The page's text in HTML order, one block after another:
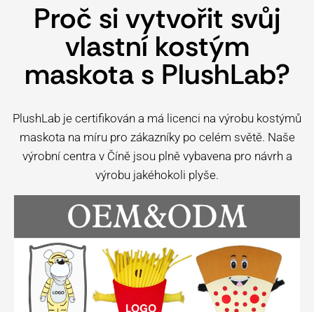
Proč si vytvořit svůj
vlastní kostým
maskota s PlushLab?
PlushLab je certifikován a má licenci na výrobu kostýmů
maskota na míru pro zákazníky po celém světě. Naše
výrobní centra v Číně jsou plně vybavena pro návrh a
výrobu jakéhokoli plyše.